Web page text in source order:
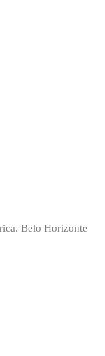
Belo Horizonte –